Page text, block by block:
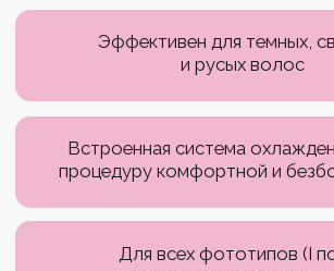
поддерживать привлекательность кожи без особых
при полном прохождении курса, состоящего из 10-
хотя иногда требуется обработка и тыльной
стороны ладони и пальчиков. Процедура позволяет
достичь идеально гладкой кожи на многие годы.
Особенности лазерной эпиляции рук
Плотность:Волосы на руках, как правило,